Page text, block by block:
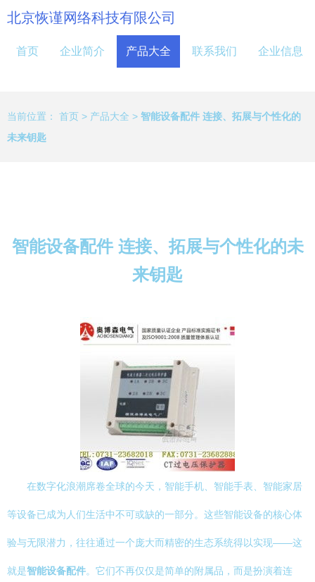
北京恢谨网络科技有限公司
首页 企业简介 产品大全 联系我们 企业信息
当前位置： 首页 > 产品大全 > 智能设备配件 连接、拓展与个性化的
未来钥匙
智能设备配件 连接、拓展与个性化的未
来钥匙
在数字化浪潮席卷全球的今天，智能手机、智能手表、智能家居
等设备已成为人们生活中不可或缺的一部分。这些智能设备的核心体
验与无限潜力，往往通过一个庞大而精密的生态系统得以实现——这
就是智能设备配件。它们不再仅仅是简单的附属品，而是扮演着连